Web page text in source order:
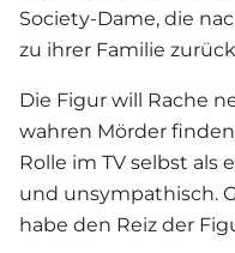
Society-Dame, die
zu ihrer Familie
Die Figur will Rache
wahren Mörder
Rolle im TV selbst als
und unsympathisch.
habe den Reiz der